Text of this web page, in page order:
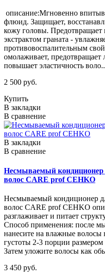
описание:Мгновенно
флюид. Защищает,
кожу головы. Предотвращает
экстрактом граната -
противовоспалительным
омолаживает, предотвращает
повышает эластичность воло..
2 500 руб.
Купить
В закладки
В сравнение
В закладки
В сравнение
Несмываемый
волос CARE prof CEHKO
Несмываемый кондиционер
волос CARE prof CEHKO
разглаживает и питает
Способ применения: после
нанесите на влажные волосы
густоты 2-3 порции
Затем уложите волосы как
3 450 руб.